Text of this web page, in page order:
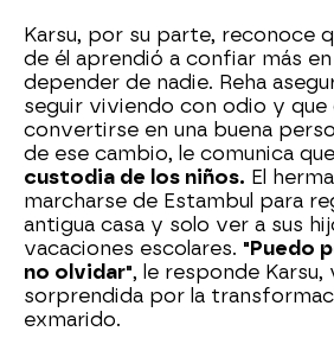
Karsu, por su parte, reconoce
de él aprendió a confiar más
depender de nadie. Reha
seguir viviendo con odio y que
convertirse en una buena
de ese cambio, le comunica que
custodia de los niños. El
marcharse de Estambul para
antigua casa y solo ver a sus
vacaciones escolares. "Puedo
no olvidar", le responde
sorprendida por la
exmarido.